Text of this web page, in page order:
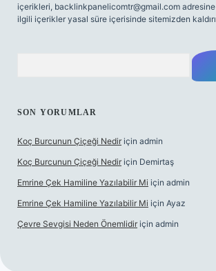
içerikleri, backlinkpanelicomtr@gmail.com
ilgili içerikler yasal süre içerisinde sitemizden
SON YORUMLAR
Koç Burcunun Çiçeği Nedir için admin
Koç Burcunun Çiçeği Nedir için Demirtaş
Emrine Çek Hamiline Yazılabilir Mi için admin
Emrine Çek Hamiline Yazılabilir Mi için Ayaz
Çevre Sevgisi Neden Önemlidir için admin